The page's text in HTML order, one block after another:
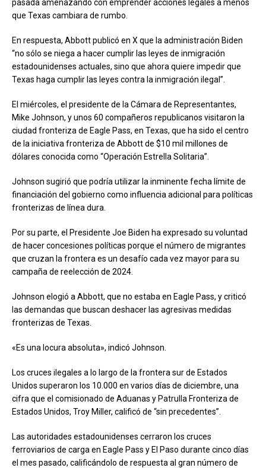
pasada amenazando con emprender acciones legales a menos
que Texas cambiara de rumbo.
En respuesta, Abbott publicó en X que la administración Biden
“no sólo se niega a hacer cumplir las leyes de inmigración
estadounidenses actuales, sino que ahora quiere impedir que
Texas haga cumplir las leyes contra la inmigración ilegal”.
El miércoles, el presidente de la Cámara de Representantes,
Mike Johnson, y unos 60 compañeros republicanos visitaron la
ciudad fronteriza de Eagle Pass, en Texas, que ha sido el centro
de la iniciativa fronteriza de Abbott de $10 mil millones de
dólares conocida como “Operación Estrella Solitaria”.
Johnson sugirió que podría utilizar la inminente fecha límite de
financiación del gobierno como influencia adicional para políticas
fronterizas de línea dura.
Por su parte, el Presidente Joe Biden ha expresado su voluntad
de hacer concesiones políticas porque el número de migrantes
que cruzan la frontera es un desafío cada vez mayor para su
campaña de reelección de 2024.
Johnson elogió a Abbott, que no estaba en Eagle Pass, y criticó
las demandas que buscan deshacer las agresivas medidas
fronterizas de Texas.
«Es una locura absoluta», indicó Johnson.
Los cruces ilegales a lo largo de la frontera sur de Estados
Unidos superaron los 10.000 en varios días de diciembre, una
cifra que el comisionado de Aduanas y Patrulla Fronteriza de
Estados Unidos, Troy Miller, calificó de “sin precedentes”.
Las autoridades estadounidenses cerraron los cruces
ferroviarios de carga en Eagle Pass y El Paso durante cinco días
el mes pasado, calificándolo de respuesta al gran número de